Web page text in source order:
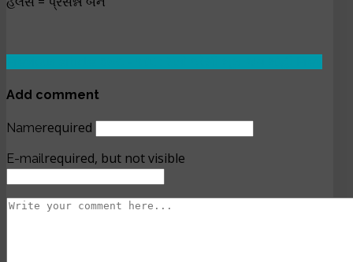
Add comment
Namerequired
E-mailrequired, but not visible